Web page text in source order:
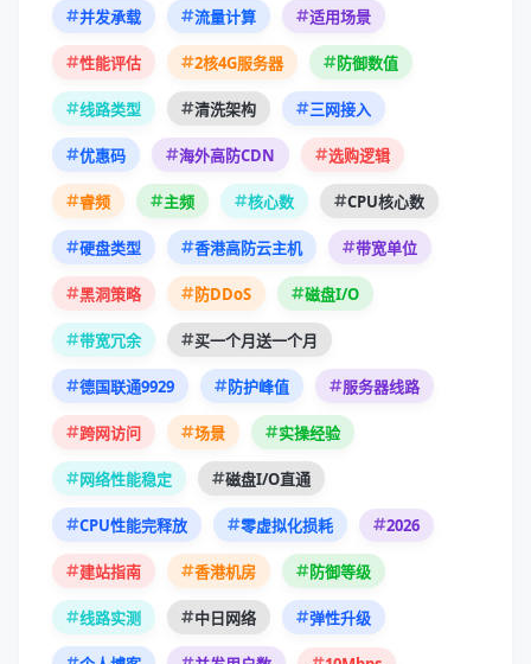
并发承载 流量计算 适用场景
性能评估 2核4G服务器 防御数值
线路类型 清洗架构 三网接入
优惠码 海外高防CDN 选购逻辑
睿频 主频 核心数 CPU核心数
硬盘类型 香港高防云主机 带宽单位
黑洞策略 防DDoS 磁盘I/O
带宽冗余 买一个月送一个月
德国联通9929 防护峰值 服务器线路
跨网访问 场景 实操经验
网络性能稳定 磁盘I/O直通
CPU性能完释放 零虚拟化损耗 2026
建站指南 香港机房 防御等级
线路实测 中日网络 弹性升级